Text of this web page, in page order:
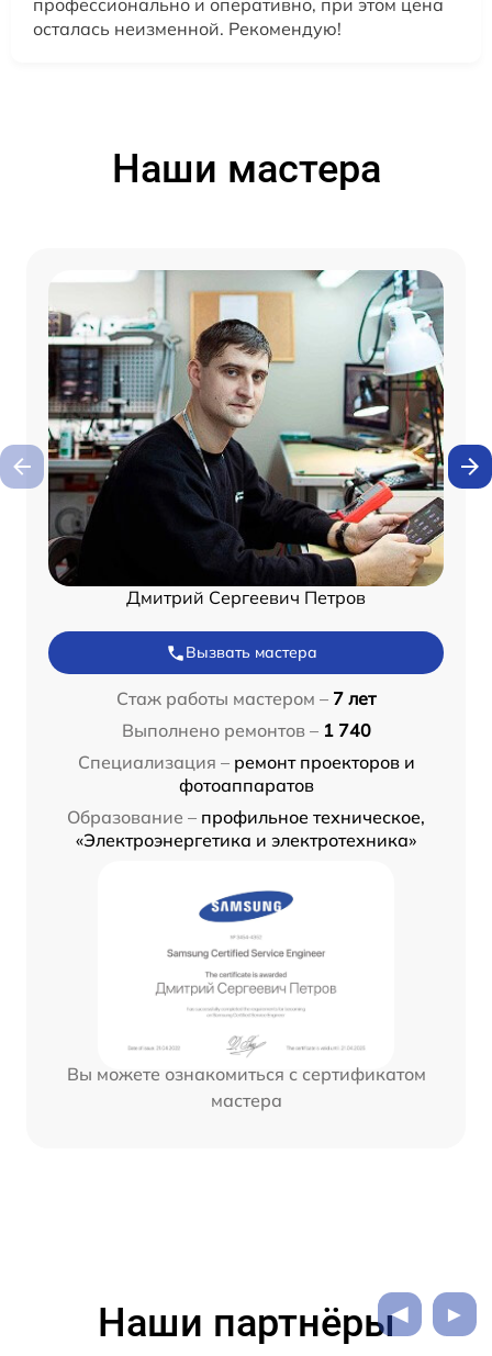
профессионально и оперативно, при этом цена
осталась неизменной. Рекомендую!
Наши мастера
Дмитрий Сергеевич Петров
Вызвать мастера
Стаж работы мастером – 7 лет
Выполнено ремонтов – 1 740
Специализация – ремонт проекторов и
фотоаппаратов
Образование – профильное техническое,
«Электроэнергетика и электротехника»
Вы можете ознакомиться с сертификатом
мастера
Наши партнёры